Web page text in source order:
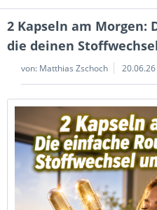
2 Kapseln am Morgen:
die deinen
von: Matthias Zschoch